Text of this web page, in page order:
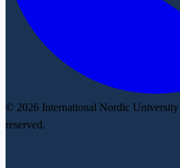
© 2026 International Nordic
reserved.